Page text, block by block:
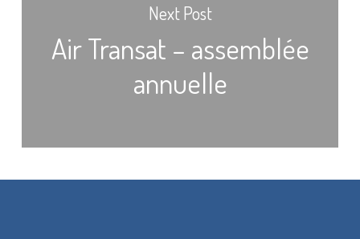
Next Post
Air Transat – assemblée
annuelle